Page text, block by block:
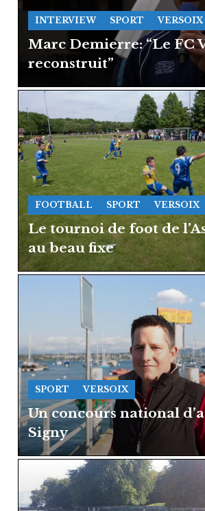
INTERVIEW SPORT VERSOIX
Marc Demierre: “Le FC
reconstruit”
FOOTBALL SPORT VERSOIX
Le tournoi de foot de
au beau fixe
SPORT VERSOIX
Un concours national
Signy